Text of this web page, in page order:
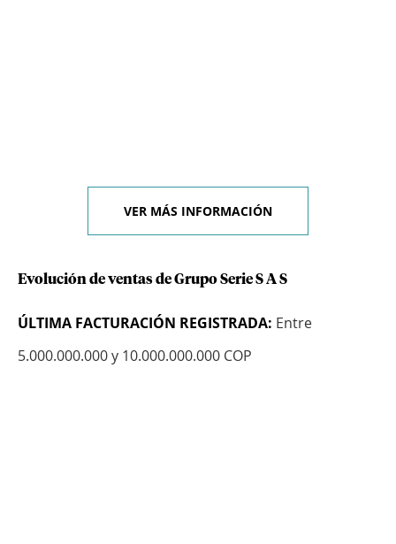
VER MÁS INFORMACIÓN
Evolución de ventas de Grupo Serie S A S
ÚLTIMA FACTURACIÓN REGISTRADA: Entre
5.000.000.000 y 10.000.000.000 COP